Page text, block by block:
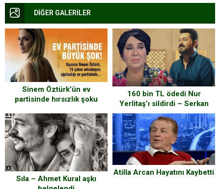
DİĞER GALERİLER
Sinem Öztürk’ün ev
partisinde hırsızlık şoku
160 bin TL ödedi Nur
Yerlitaş’ı sildirdi – Serkan
Kaya ‘Kara Gözlüm’ adlı
şarkısının klibinden Nur
Yerlitaş’ı çıkarttı.
Sıla – Ahmet Kural aşkı
Atilla Arcan Hayatını Kaybetti